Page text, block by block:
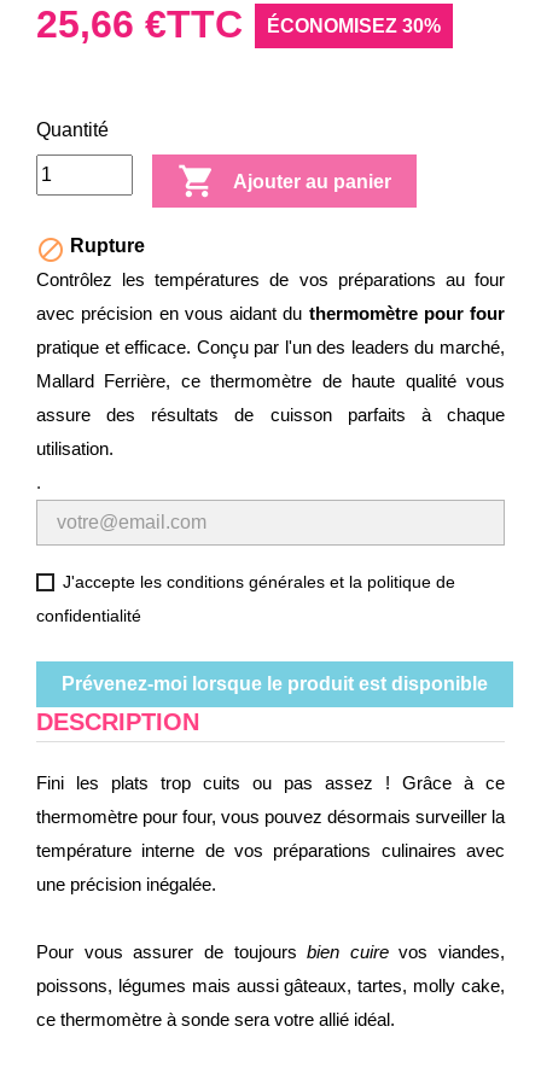
25,66 €TTC ÉCONOMISEZ 30%
Quantité
 Ajouter au panier
 Rupture
Contrôlez les températures de vos préparations au four
avec précision en vous aidant du thermomètre pour four
pratique et efficace. Conçu par l'un des leaders du marché,
Mallard Ferrière, ce thermomètre de haute qualité vous
assure des résultats de cuisson parfaits à chaque
utilisation.
.
J'accepte les conditions générales et la politique de
confidentialité
Prévenez-moi lorsque le produit est disponible
DESCRIPTION
Fini les plats trop cuits ou pas assez ! Grâce à ce
thermomètre pour four, vous pouvez désormais surveiller la
température interne de vos préparations culinaires avec
une précision inégalée.
Pour vous assurer de toujoursbien cuirevos viandes,
poissons, légumes mais aussi gâteaux, tartes, molly cake,
ce thermomètre à sonde sera votre allié idéal.